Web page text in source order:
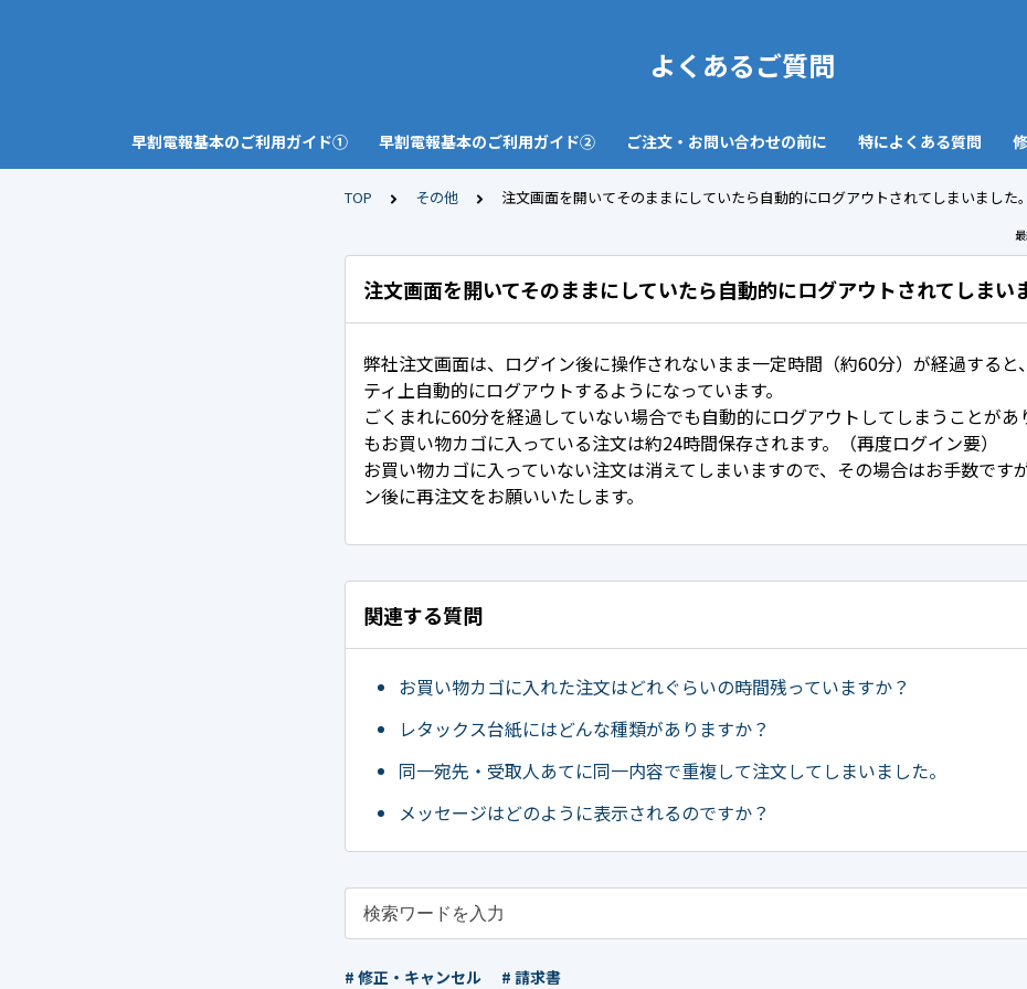
よくあるご質問
早割電報基本のご利用ガイド① 早割電報基本のご利用ガイド② ご注文・お問い合わせの前に 特によくある質問
TOP その他 注文画面を開いてそのままにしていたら自動的にログアウトされてしまいました。
注文画面を開いてそのままにしていたら自動的にログアウトされてしまい
弊社注文画面は、ログイン後に操作されないまま一定時間（約60分）が経過すると
ティ上自動的にログアウトするようになっています。
ごくまれに60分を経過していない場合でも自動的にログアウトしてしまうことがあ
もお買い物カゴに入っている注文は約24時間保存されます。（再度ログイン要）
お買い物カゴに入っていない注文は消えてしまいますので、その場合はお手数です
ン後に再注文をお願いいたします。
関連する質問
お買い物カゴに入れた注文はどれぐらいの時間残っていますか？
レタックス台紙にはどんな種類がありますか？
同一宛先・受取人あてに同一内容で重複して注文してしまいました。
メッセージはどのように表示されるのですか？
# 修正・キャンセル # 請求書